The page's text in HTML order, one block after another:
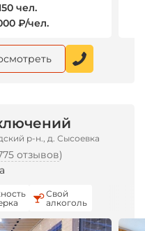
чел.
₽/чел.
р-н., д. Сысоевка
отзывов)
Свой
алкоголь